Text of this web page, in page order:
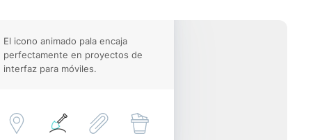
El icono animado pala encaja
perfectamente en proyectos de
interfaz para móviles.